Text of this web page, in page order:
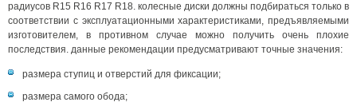
радиусов R15 R16 R17 R18. колесные диски должны подбираться только в
соответствии с эксплуатационными характеристиками, предъявляемыми
изготовителем, в противном случае можно получить очень плохие
последствия. данные рекомендации предусматривают точные значения:
размера ступиц и отверстий для фиксации;
размера самого обода;